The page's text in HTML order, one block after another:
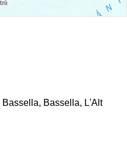
Bassella, Bassella, L'Alt